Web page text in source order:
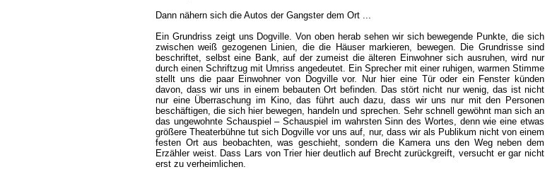
Dann nähern sich die Autos der Gangster dem Ort ...
Ein Grundriss zeigt uns Dogville. Von oben herab sehen wir sich bewegende Punkte, die sich
zwischen weiß gezogenen Linien, die die Häuser markieren, bewegen. Die Grundrisse sind
beschriftet, selbst eine Bank, auf der zumeist die älteren Einwohner sich ausruhen, wird nur
durch einen Schriftzug mit Umriss angedeutet. Ein Sprecher mit einer ruhigen, warmen Stimme
stellt uns die paar Einwohner von Dogville vor. Nur hier eine Tür oder ein Fenster künden
davon, dass wir uns in einem bebauten Ort befinden. Das stört nicht nur wenig, das ist nicht
nur eine Überraschung im Kino, das führt auch dazu, dass wir uns nur mit den Personen
beschäftigen, die sich hier bewegen, handeln und sprechen. Sehr schnell gewöhnt man sich an
das ungewohnte Schauspiel – Schauspiel im wahrsten Sinn des Wortes, denn wie eine etwas
größere Theaterbühne tut sich Dogville vor uns auf, nur, dass wir als Publikum nicht von einem
festen Ort aus beobachten, was geschieht, sondern die Kamera uns den Weg neben dem
Erzähler weist. Dass Lars von Trier hier deutlich auf Brecht zurückgreift, versucht er gar nicht
erst zu verheimlichen.